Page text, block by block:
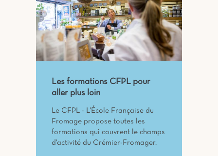
Les formations CFPL pour
aller plus loin
Le CFPL - L'École Française du
Fromage propose toutes les
formations qui couvrent le champs
d'activité du Crémier-Fromager.